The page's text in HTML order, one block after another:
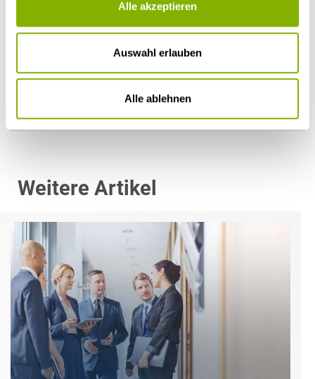
Alle akzeptieren
Auswahl erlauben
Alle ablehnen
Düsseldorf
Weitere Artikel